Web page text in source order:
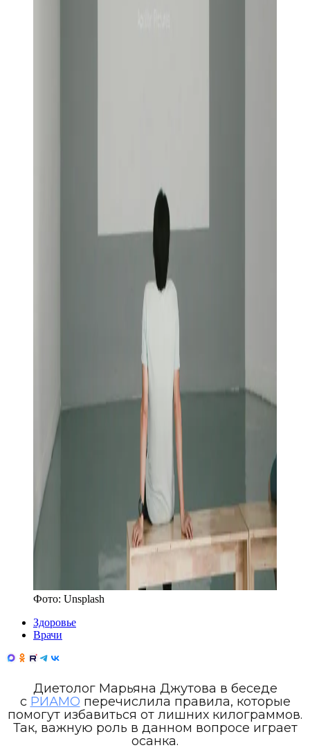
Фото: Unsplash
Здоровье
Врачи
Диетолог Марьяна Джутова в беседе
с РИАМО перечислила правила, которые
помогут избавиться от лишних килограммов.
Так, важную роль в данном вопросе играет
осанка.